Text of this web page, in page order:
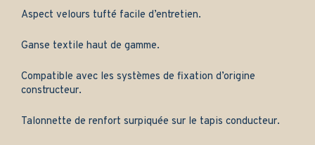
Aspect velours tufté facile d’entretien.
Ganse textile haut de gamme.
Compatible avec les systèmes de fixation d’origine
constructeur.
Talonnette de renfort surpiquée sur le tapis conducteur.